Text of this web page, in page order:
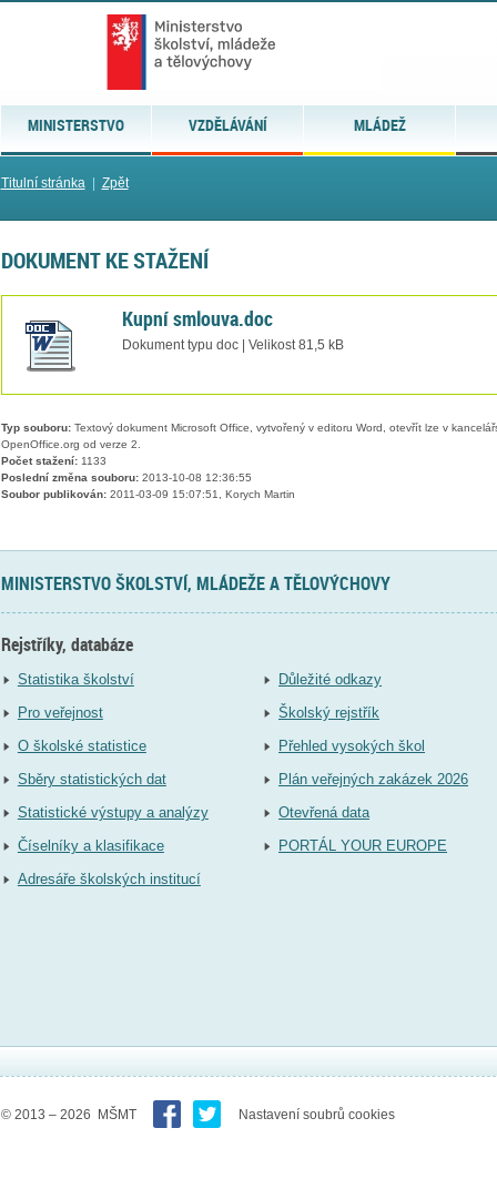
MINISTERSTVO VZDĚLÁVÁNÍ MLÁDEŽ
Titulní stránka| Zpět
DOKUMENT KE STAŽENÍ
Kupní smlouva.doc
Dokument typu doc | Velikost 81,5 kB
Typ souboru:Textový dokument Microsoft Office, vytvořený v editoru Word, otevřít lze v
OpenOffice.org od verze 2.
Počet stažení:1133
Poslední změna souboru:2013-10-08 12:36:55
Soubor publikován:2011-03-09 15:07:51, Korych Martin
MINISTERSTVO ŠKOLSTVÍ, MLÁDEŽE A TĚLOVÝCHOVY
Rejstříky, databáze
Statistika školství
Pro veřejnost
O školské statistice
Sběry statistických dat
Statistické výstupy a analýzy
Číselníky a klasifikace
Adresáře školských institucí
Důležité odkazy
Školský rejstřík
Přehled vysokých škol
Plán veřejných zakázek 2026
Otevřená data
PORTÁL YOUR EUROPE
© 2013 – 2026 MŠMT Nastavení soubrů cookies